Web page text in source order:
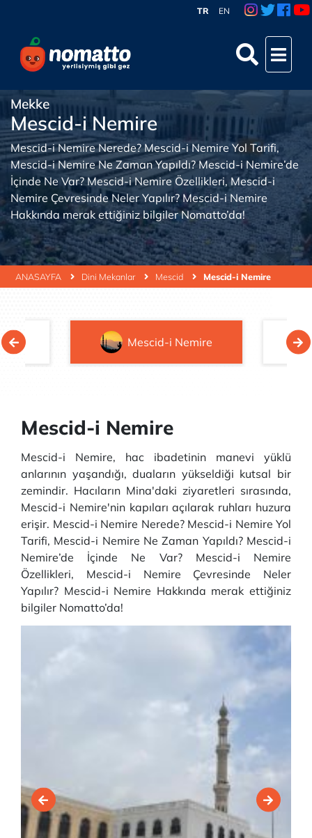
TR EN
ANASAYFA Dini Mekanlar Mescid Mescid-i Nemire
Mekke
Mescid-i Nemire
Mescid-i Nemire Nerede? Mescid-i Nemire Yol Tarifi,
Mescid-i Nemire Ne Zaman Yapıldı? Mescid-i Nemire’de
İçinde Ne Var? Mescid-i Nemire Özellikleri, Mescid-i
Nemire Çevresinde Neler Yapılır? Mescid-i Nemire
Hakkında merak ettiğiniz bilgiler Nomatto’da!
Mescid-i Nemire
Mescid-i Nemire
Mescid-i Nemire, hac ibadetinin manevi yüklü
anlarının yaşandığı, duaların yükseldiği kutsal bir
zemindir. Hacıların Mina'daki ziyaretleri sırasında,
Mescid-i Nemire'nin kapıları açılarak ruhları huzura
erişir. Mescid-i Nemire Nerede? Mescid-i Nemire Yol
Tarifi, Mescid-i Nemire Ne Zaman Yapıldı? Mescid-i
Nemire’de İçinde Ne Var? Mescid-i Nemire
Özellikleri, Mescid-i Nemire Çevresinde Neler
Yapılır? Mescid-i Nemire Hakkında merak ettiğiniz
bilgiler Nomatto’da!